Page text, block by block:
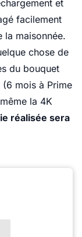
et
facilement
la maisonnée.
chose de
du bouquet
mois à Prime
la 4K
réalisée sera